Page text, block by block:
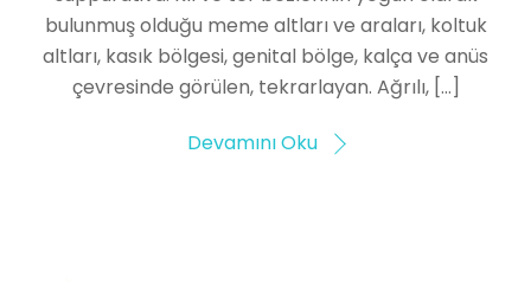
bulunmuş olduğu meme altları ve araları, koltuk
altları, kasık bölgesi, genital bölge, kalça ve anüs
çevresinde görülen, tekrarlayan. Ağrılı, […]
Devamını Oku